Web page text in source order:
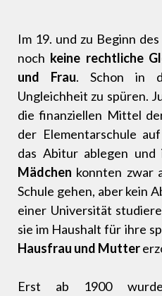
Im 19. und zu Beginn
noch keine rechtliche
und Frau. Schon in
Ungleichheit zu spüren.
die finanziellen Mittel
der Elementarschule
das Abitur ablegen und
Mädchen konnten zwar
Schule gehen, aber kein
einer Universität
sie im Haushalt für ihre
Hausfrau und Mutter
Erst ab 1900